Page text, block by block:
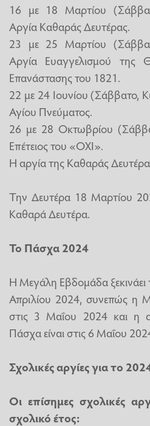
16 με 18 Μαρτίου
Αργία Καθαράς Δευτέρας.
23 με 25 Μαρτίου
Αργία Ευαγγελισμού της
Επανάστασης του 1821.
22 με 24 Ιουνίου (Σάββατο,
Αγίου Πνεύματος.
26 με 28 Οκτωβρίου
Επέτειος του «ΟΧΙ».
Η αργία της Καθαράς
Την Δευτέρα 18 Μαρτίου
Καθαρά Δευτέρα.
Το Πάσχα 2024
Η Μεγάλη Εβδομάδα
Απριλίου 2024, συνεπώς η
στις 3 Μαΐου 2024 και η
Πάσχα είναι στις 6 Μαΐου
Σχολικές αργίες για το
Οι επίσημες σχολικές
σχολικό έτος: